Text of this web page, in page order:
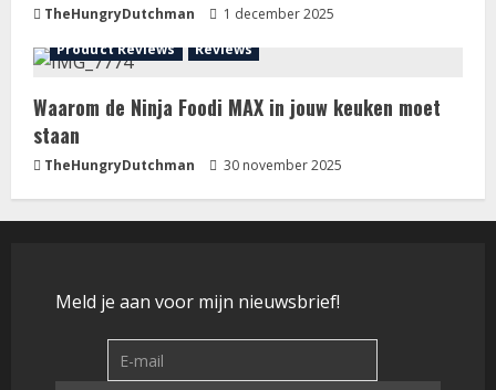
TheHungryDutchman
1 december 2025
Product Reviews
Reviews
Waarom de Ninja Foodi MAX in jouw keuken moet
staan
TheHungryDutchman 30 november 2025
Meld je aan voor mijn nieuwsbrief!